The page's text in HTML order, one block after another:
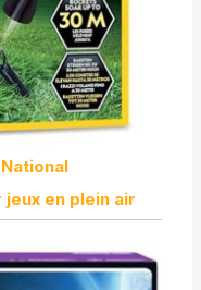
jeux en plein air